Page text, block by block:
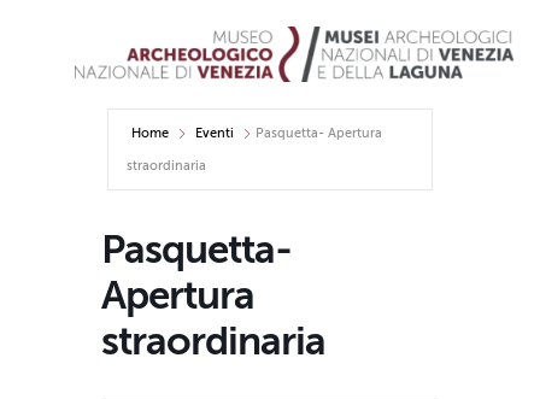
Home Eventi Pasquetta- Apertura
straordinaria
Pasquetta-
Apertura
straordinaria